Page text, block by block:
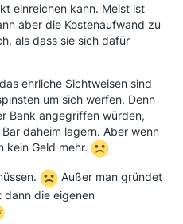
einreichen kann. Meist ist
aber die Kostenaufwand zu
als dass sie sich dafür
ehrliche Sichtweisen sind
um sich werfen. Denn
Bank angegriffen würden,
daheim lagern. Aber wenn
kein Geld mehr.
Außer man gründet
dann die eigenen